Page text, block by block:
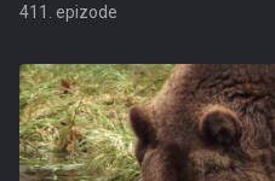
411. epizode